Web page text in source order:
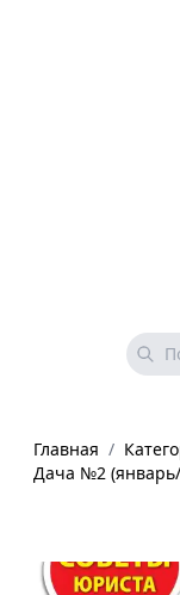
Главная /
Дача №2